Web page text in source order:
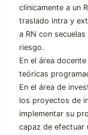
clínicamente a un
traslado intra y
a RN con
riesgo.
En el área
teóricas
En el área de
los proyectos de
implementar su
capaz de efectuar